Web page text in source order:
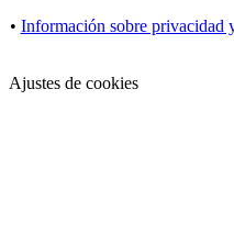
• Información sobre privacidad
Ajustes de cookies